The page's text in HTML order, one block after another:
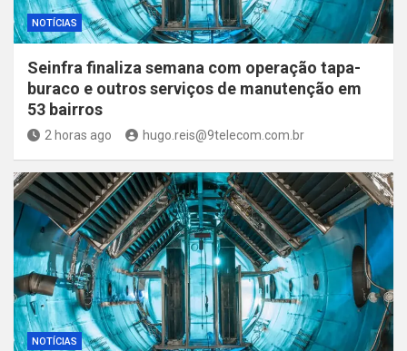
NOTÍCIAS
Seinfra finaliza semana com operação tapa-
buraco e outros serviços de manutenção em
53 bairros
2 horas ago hugo.reis@9telecom.com.br
NOTÍCIAS